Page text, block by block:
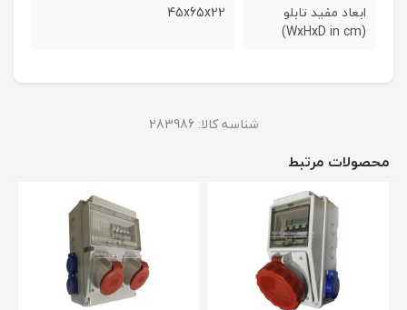
ابعاد مفید تابلو
(WxHxD in cm)
45x65x22
شناسه کالا: 283986
محصولات مرتبط